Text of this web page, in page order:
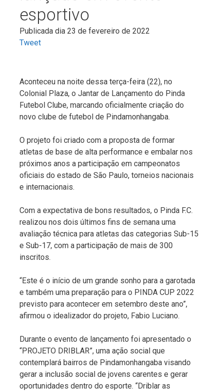
esportivo
Publicada dia 23 de fevereiro de 2022
Tweet
Aconteceu na noite dessa terça-feira (22), no
Colonial Plaza, o Jantar de Lançamento do Pinda
Futebol Clube, marcando oficialmente criação do
novo clube de futebol de Pindamonhangaba.
O projeto foi criado com a proposta de formar
atletas de base de alta performance e embalar nos
próximos anos a participação em campeonatos
oficiais do estado de São Paulo, torneios nacionais
e internacionais.
Com a expectativa de bons resultados, o Pinda F.C.
realizou nos dois últimos fins de semana uma
avaliação técnica para atletas das categorias Sub-15
e Sub-17, com a participação de mais de 300
inscritos.
“Este é o início de um grande sonho para a garotada
e também uma preparação para o PINDA CUP 2022
previsto para acontecer em setembro deste ano”,
afirmou o idealizador do projeto, Fabio Luciano.
Durante o evento de lançamento foi apresentado o
“PROJETO DRIBLAR”, uma ação social que
contemplará bairros de Pindamonhangaba visando
gerar a inclusão social de jovens carentes e gerar
oportunidades dentro do esporte. “Driblar as